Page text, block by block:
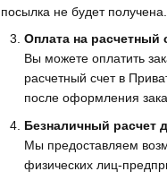
посылка не будет получена.
Оплата на расчетный
Вы можете оплатить
расчетный счет в
после оформления
Безналичный
Мы предоставляем
физических лиц-